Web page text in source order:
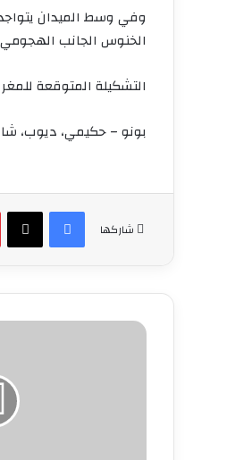
وفي وسط الميدان يتواجد
الخنوس الجانب
التشكيلة المتوقعة
بونو – حكيمي، ديوب،
شاركها
فيسبوك
‫X
الفتح